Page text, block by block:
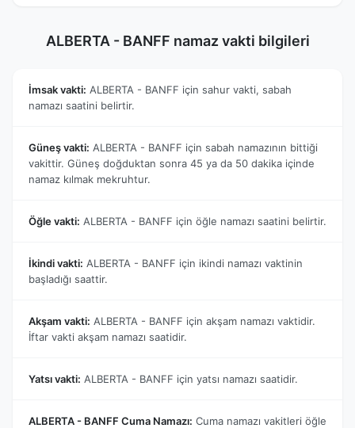
ALBERTA - BANFF namaz vakti bilgileri
İmsak vakti: ALBERTA - BANFF için sahur vakti, sabah
namazı saatini belirtir.
Güneş vakti: ALBERTA - BANFF için sabah namazının bittiği
vakittir. Güneş doğduktan sonra 45 ya da 50 dakika içinde
namaz kılmak mekruhtur.
Öğle vakti: ALBERTA - BANFF için öğle namazı saatini belirtir.
İkindi vakti: ALBERTA - BANFF için ikindi namazı vaktinin
başladığı saattir.
Akşam vakti: ALBERTA - BANFF için akşam namazı vaktidir.
İftar vakti akşam namazı saatidir.
Yatsı vakti: ALBERTA - BANFF için yatsı namazı saatidir.
ALBERTA - BANFF Cuma Namazı: Cuma namazı vakitleri öğle